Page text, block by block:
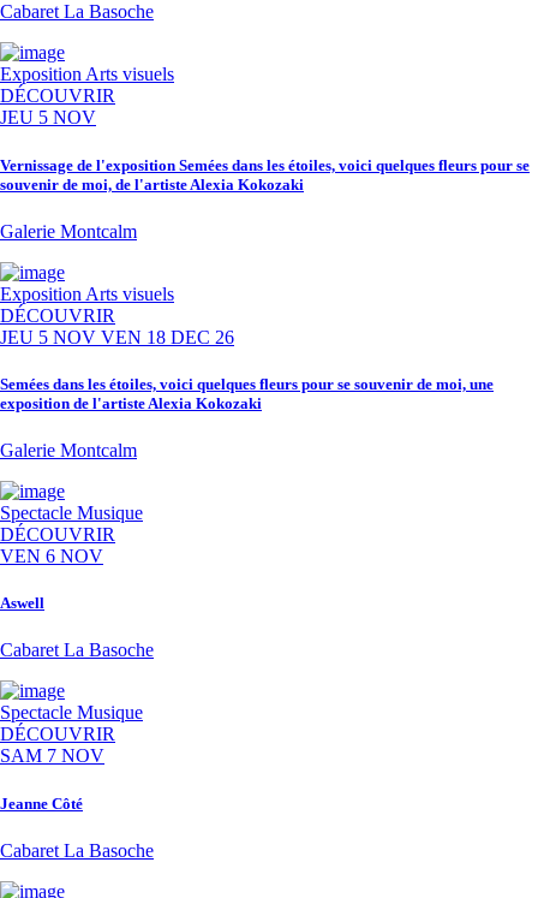
Cabaret La Basoche
ExpositionArts visuels
DÉCOUVRIR
JEU 5 NOV
Vernissage de l'exposition Semées dans les étoiles, voici quelques fleurs pour se
souvenir de moi, de l'artiste Alexia Kokozaki
Galerie Montcalm
Exposition Arts visuels
DÉCOUVRIR
JEU 5 NOV VEN 18 DEC 26
Semées dans les étoiles, voici quelques fleurs pour se souvenir de moi, une
exposition de l'artiste Alexia Kokozaki
Galerie Montcalm
Spectacle Musique
DÉCOUVRIR
VEN 6 NOV
Aswell
Cabaret La Basoche
Spectacle Musique
DÉCOUVRIR
SAM 7 NOV
Jeanne Côté
Cabaret La Basoche